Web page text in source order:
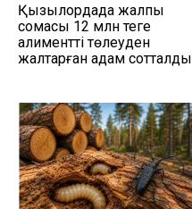
Қызылордада жалпы
сомасы 12 млн теңге
алиментті төлеуден
жалтарған адам сотталды